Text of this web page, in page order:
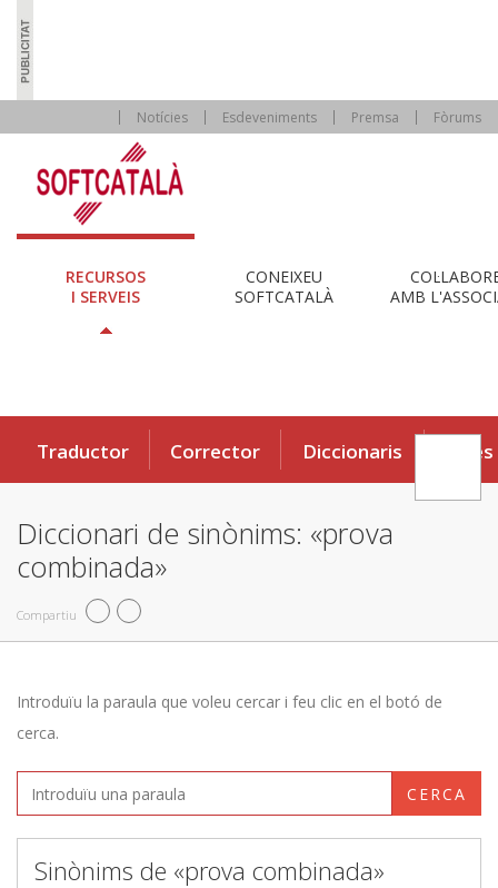
Notícies Esdeveniments Premsa Fòrums
RECURSOS
I SERVEIS
CONEIXEU
SOFTCATALÀ
AMB
Traductor Corrector Diccionaris Eines
Diccionari de sinònims: «prova
combinada»
Compartiu
Introduïu la paraula que voleu cercar i feu clic en el botó de
cerca.
CERCA
Sinònims de «prova combinada»